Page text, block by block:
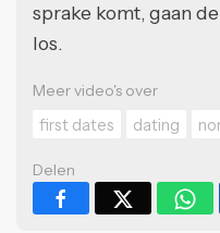
sprake komt, gaan
los.
Meer video's over
first dates
dating
Delen